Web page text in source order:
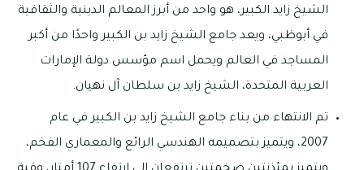
الشيخ زايد الكبير، هو واحد من أبرز المعالم الدينية والثقافية
في أبوظبي، ويعد جامع الشيخ زايد بن الكبير واحدًا من أكبر
المساجد في العالم ويحمل اسم مؤسس دولة الإمارات
العربية المتحدة، الشيخ زايد بن سلطان آل نهيان.
تم الانتهاء من بناء جامع الشيخ زايد بن الكبير في عام
2007، ويتميز بتصميمه الهندسي الرائع والمعماري الفخم،